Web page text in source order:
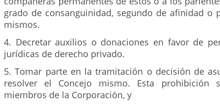
grado de consanguinidad, segundo de afinidad o
mismos.
4. Decretar auxilios o donaciones en favor de
jurídicas de derecho privado.
5. Tomar parte en la tramitación o decisión de
resolver el Concejo mismo. Esta prohibición
miembros de la Corporación, y